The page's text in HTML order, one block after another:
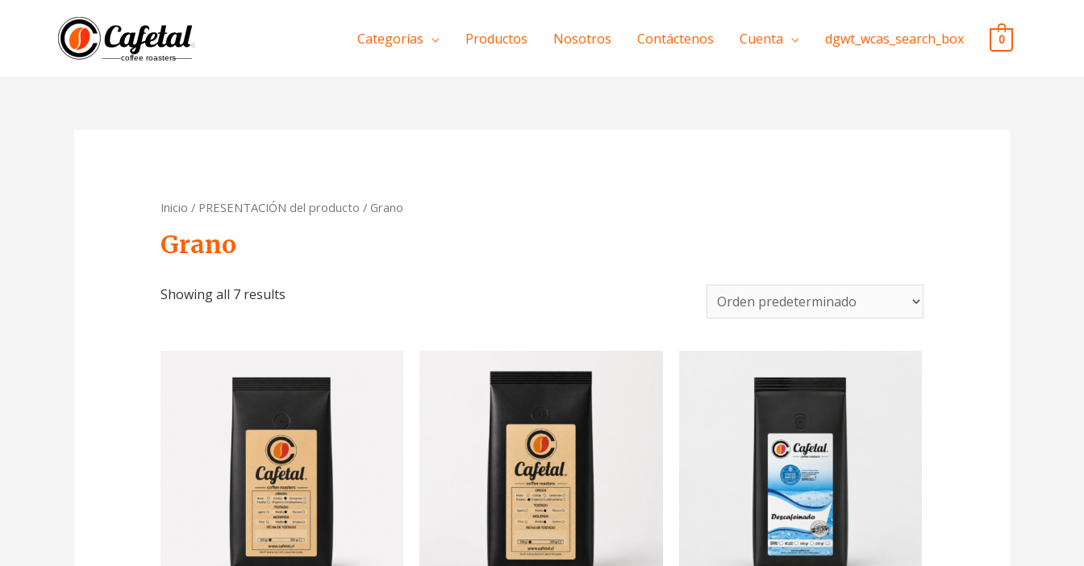
Categorías Productos Nosotros Contáctenos Cuenta dgwt_wcas_search_box 0
Inicio / PRESENTACIÓN del producto / Grano
Grano
Showing all 7 results